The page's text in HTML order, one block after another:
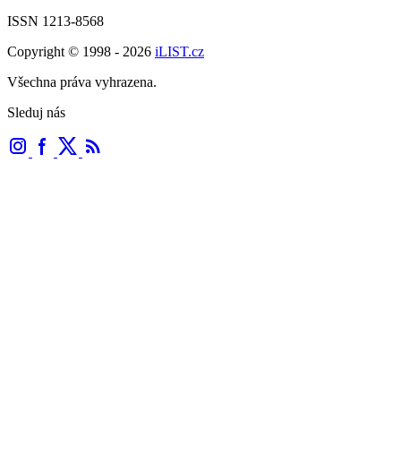
ISSN 1213-8568
Copyright © 1998 - 2026 iLIST.cz
Všechna práva vyhrazena.
Sleduj nás